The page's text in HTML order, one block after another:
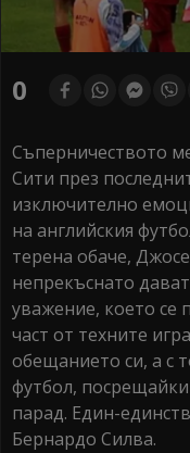
0
Съперничеството
Сити през
изключително
на английския
терена обаче,
непрекъснато
уважение, което се
част от техните
обещанието си, а с
футбол,
парад. Един-
Бернардо Силва.